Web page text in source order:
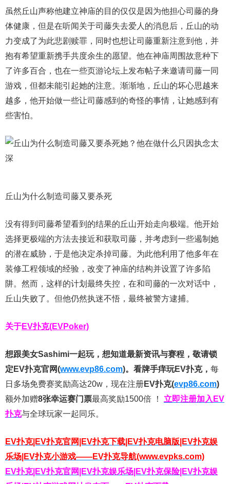
虽然丘山声称他建立神庙的目的仅仅是因为他担心司藤的身
体健康，但是在听闻关于司藤失去爱人的消息后，丘山的动
力变成了为此悲剧赎罪，同时也想让司藤重新注意到他，并
抱有希望重新携手共度余生的愿望。他在神庙周围故意种下
了许多百合，也在一些页游论坛上发布帖子来邀请司藤一同
游戏，但都未能引起她的注意。渐渐地，丘山的坏心思越来
越多，他开始做一些让司藤感到的奇怪的事情，让她感到有
些害怕。
丘山为什么制造司藤又要杀死
没有得到司藤希望看到的结果的丘山开始走向极端。他开始
选择更极端的方法去接近和获取司藤，并考虑到一些遏制她
的潜在威胁，于是他决定杀掉司藤。为此他利用了他多年在
装修工程领域的经验，改变了神庙的结构并设置了许多陷
阱。然而，这样的计划最终失控，在和司藤的一次对话中，
丘山失败了。但他仍然执迷不悟，最终被警方逮捕。
关于EV扑克(EVPoker)
想跟美女Sashimi一起玩， 想知道最新资讯与赛程， 敬请锁
定EV扑克官网(www.evp86.com)。 看牌手痒玩EV扑克， 每
日多场免费赛奖励高达20w，现在注册EV扑克(evp86.com)
额外加赠8张幸运赛门票最高奖励1500倍 ！ 立即注册加入EV
扑克与全球玩家一起同乐。
EV扑克|EV扑克官网|EV扑克下载|EV扑克电脑版|EV扑克娱
乐场|EV扑克小游戏——EV扑克导航(www.evpks.com)
EV扑克|EV扑克官网|EV扑克娱乐场|EV扑克保险|EV扑克娱